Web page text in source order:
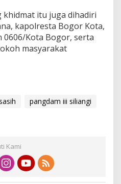
khidmat itu juga dihadiri
kapolresta Bogor Kota,
0606/Kota Bogor, serta
masyarakat
pangdam iii siliangi
Kami